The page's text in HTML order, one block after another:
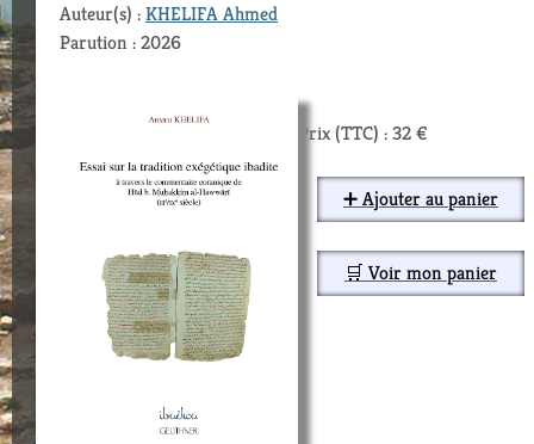
Auteur(s) :KHELIFA Ahmed
Parution : 2026
Prix (TTC) : 32 €
➕ Ajouter au panier
🛒 Voir mon panier